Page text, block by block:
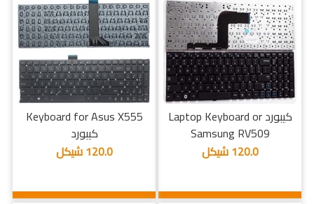
كيبورد Laptop Keyboard or
Samsung RV509
120.0 شيكل
Keyboard for Asus X555
كيبورد
120.0 شيكل